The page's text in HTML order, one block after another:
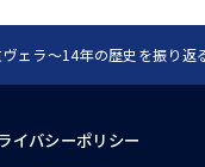
ェラ～14年の歴史を振り返
イバシーポリシー